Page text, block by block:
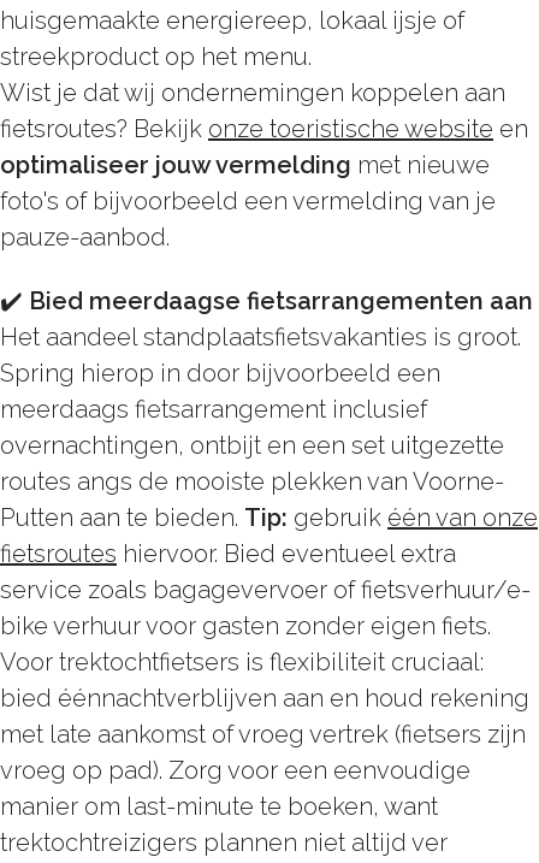
huisgemaakte energiereep, lokaal ijsje of
streekproduct op het menu.
Wist je dat wij ondernemingen koppelen aan
fietsroutes? Bekijk onze toeristische website en
optimaliseer jouw vermelding met nieuwe
foto's of bijvoorbeeld een vermelding van je
pauze-aanbod.
✔️ Bied meerdaagse fietsarrangementen aan
Het aandeel standplaatsfietsvakanties is groot.
Spring hierop in door bijvoorbeeld een
meerdaags fietsarrangement inclusief
overnachtingen, ontbijt en een set uitgezette
routes angs de mooiste plekken van Voorne-
Putten aan te bieden. Tip: gebruik één van onze
fietsroutes hiervoor. Bied eventueel extra
service zoals bagagevervoer of fietsverhuur/e-
bike verhuur voor gasten zonder eigen fiets.
Voor trektochtfietsers is flexibiliteit cruciaal:
bied éénnachtverblijven aan en houd rekening
met late aankomst of vroeg vertrek (fietsers zijn
vroeg op pad). Zorg voor een eenvoudige
manier om last-minute te boeken, want
trektochtreizigers plannen niet altijd ver